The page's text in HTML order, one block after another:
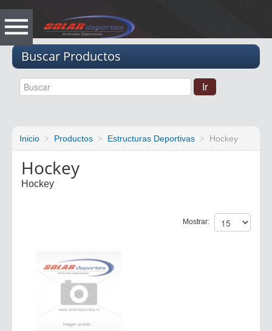
Buscar Productos
Inicio Productos Estructuras Deportivas Hockey
Hockey
Hockey
Mostrar: